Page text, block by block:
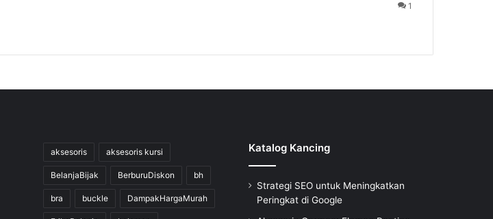
1
aksesoris aksesoris kursi
BelanjaBijak BerburuDiskon bh
bra buckle DampakHargaMurah
Katalog Kancing
Strategi SEO untuk Meningkatkan
Peringkat di Google